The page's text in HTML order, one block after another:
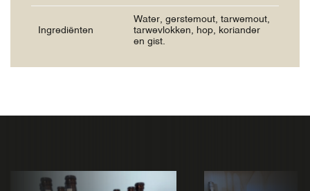
Ingrediënten
Water, gerstemout, tarwemout,
tarwevlokken, hop, koriander
en gist.